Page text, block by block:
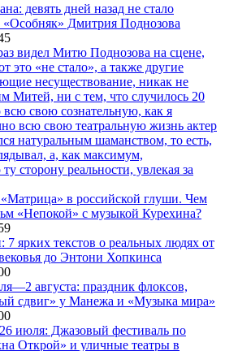
девять дней назад не стало
«Особняк» Дмитрия Поднозова
видел Митю Поднозова на сцене,
это «не стало», а также другие
несуществование, никак не
Митей, ни с тем, что случилось 20
свою сознательную, как я
всю свою театральную жизнь актер
натуральным шаманством, то есть,
а, как максимум,
сторону реальности, увлекая за
в российской глуши. Чем
«Непокой» с музыкой Курехина?
ярких текстов о реальных людях от
до Энтони Хопкинса
августа: праздник флоксов,
сдвиг» у Манежа и «Музыка мира»
июля: Джазовый фестиваль по
Открой» и уличные театры в